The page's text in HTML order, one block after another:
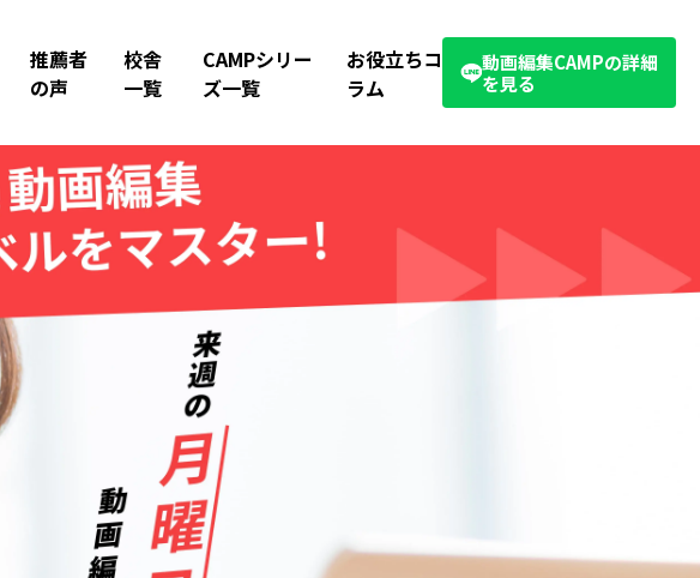
推薦者
の声
校舎
一覧
CAMPシリー
ズ一覧
お役立ちコ
ラム
動画編集CAMPの詳細
を見る